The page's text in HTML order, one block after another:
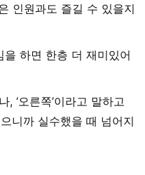
인원과도 즐길 수 있을지
하면 한층 더 재미있어
, ‘오른쪽’이라고 말하고
니까 실수했을 때 넘어지